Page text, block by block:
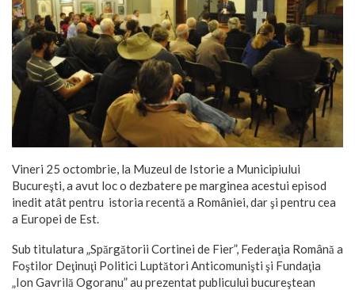
Vineri 25 octombrie, la Muzeul de Istorie a Municipiului
Bucureşti, a avut loc o dezbatere pe marginea acestui episod
inedit atât pentru istoria recentă a României, dar şi pentru cea
a Europei de Est.
Sub titulatura „Spărgătorii Cortinei de Fier”, Federaţia Română a
Foştilor Deţinuţi Politici Luptători Anticomunişti şi Fundaţia
„Ion Gavrilă Ogoranu” au prezentat publicului bucureştean